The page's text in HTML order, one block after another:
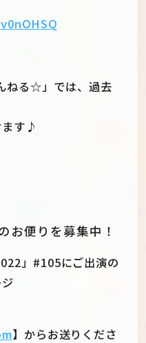
ねる☆」では、過去
ます♪
お便りを募集中！
」#105にご出演の
】からお送りくださ